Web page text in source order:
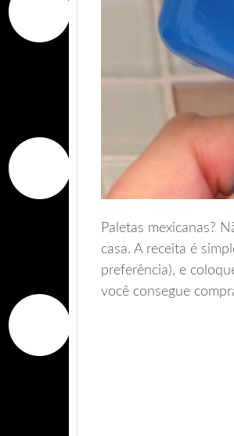
Paletas mexicanas?
casa. A receita é
preferência), e
você consegue